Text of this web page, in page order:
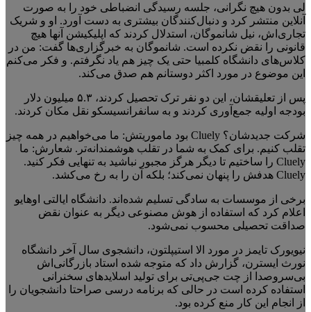
لی بدون هیچ نگرانی، جلسه رسیدگی انضباطی خود را به صورت
آنلاین منتشر کرد و دنبال‌کنندگان بیشتری به دست آورد. او و شریک
تجاری‌اش، نیل شانموگان، استدلال کردند که اپلیکیشن آنها هیچ
قانونی را نقض نکرده است. شانموگان به خبرگزاری‌ها گفت: من در
کلاس‌های دانشگاه کلمبیا حتی یک چیز هم یاد نگرفتم. و فکر می‌کنم
این موضوع در مورد اکثر دوستانم هم صدق می‌کند.
پس از تعلیقشان، این دو نفر ترک تحصیل کردند، ۵.۳ میلیون دلار
بودجه اولیه جمع‌آوری کردند و به سانفرانسیسکو نقل مکان کردند.
شرکت جدیدشان؟ Cluely بود ماموریتش: ما می‌خواهیم در همه چیز
تقلب کنیم. برای کمک به شما در تقلب هوشمندانه‌تر. شعارش: ما
Cluely را ساختیم تا دیگر هرگز مجبور نباشید به تنهایی فکر کنید.
Cluely هدفش را پنهان نمی‌کند؛ بلکه آن را به رخ می‌کشد.
برخی از موسسات به سادگی تسلیم شده‌اند. دانشگاه ایالتی اوهایو
اعلام کرد که استفاده از هوش مصنوعی دیگر به عنوان نقض
صداقت تحصیلی محسوب نمی‌شود.
نیویورک تایمز در مورد الا استیپلتون، دانشجوی سال آخر دانشگاه
نورث ایسترن، گزارش داد که متوجه شده استاد بازرگانی‌اش
بی‌سروصدا از چت جی‌پی‌تی برای تولید اسلایدهای سخنرانی
استفاده کرده است در حالی که برنامه درسی صراحتا دانشجویان را
از انجام این کار منع کرده بود.